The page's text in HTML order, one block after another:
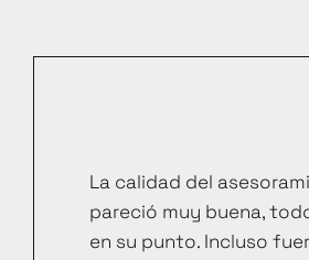
La calidad del
pareció muy buena,
en su punto. Incluso